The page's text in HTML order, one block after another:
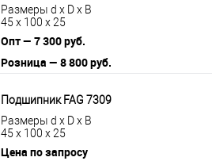
Размеры d x D x B
45 x 100 x 25
Опт — 7 300 руб.
Розница — 8 800 руб.
Подшипник FAG 7309
Размеры d x D x B
45 x 100 x 25
Цена по запросу